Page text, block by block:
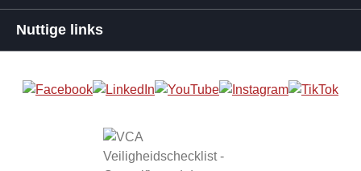
Nuttige links